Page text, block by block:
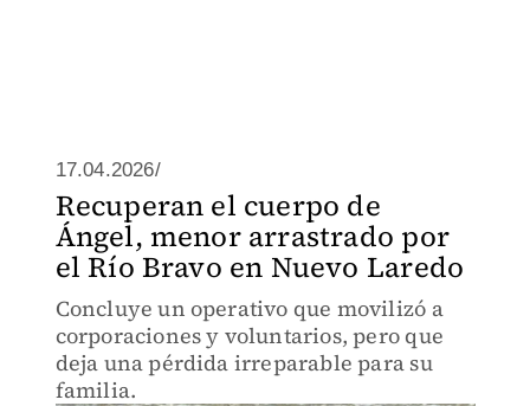
17.04.2026/
Recuperan el cuerpo de
Ángel, menor arrastrado por
el Río Bravo en Nuevo Laredo
Concluye un operativo que movilizó a
corporaciones y voluntarios, pero que
deja una pérdida irreparable para su
familia.